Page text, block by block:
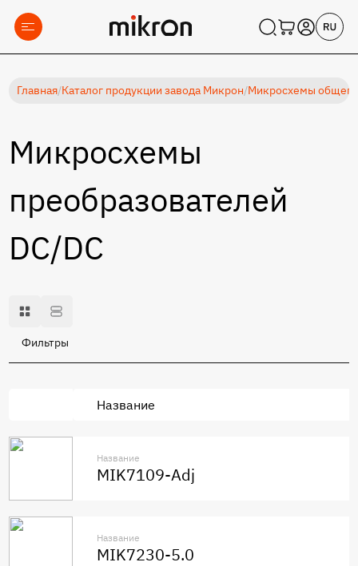
Главная/Каталог продукции завода Микрон/Микросхемы
Микросхемы
преобразователей
DC/DC
Фильтры
Название
Название
MIK7109-Adj
Название
MIK7230-5.0